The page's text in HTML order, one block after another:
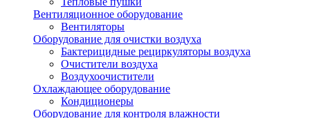
Вентиляционное оборудование
Вентиляторы
Оборудование для очистки воздуха
Бактерицидные рециркуляторы воздуха
Очистители воздуха
Воздухоочистители
Охлаждающее оборудование
Кондиционеры
Оборудование для контроля влажности